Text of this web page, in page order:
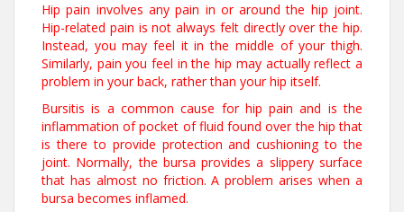
Hip pain involves any pain in or around the hip joint.
Hip-related pain is not always felt directly over the hip.
Instead, you may feel it in the middle of your thigh.
Similarly, pain you feel in the hip may actually reflect a
problem in your back, rather than your hip itself.
Bursitis is a common cause for hip pain and is the
inflammation of pocket of fluid found over the hip that
is there to provide protection and cushioning to the
joint. Normally, the bursa provides a slippery surface
that has almost no friction. A problem arises when a
bursa becomes inflamed.